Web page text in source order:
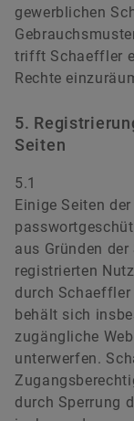
gewerblichen
trifft Schaeffler
Rechte
5.
Seiten
5.1
Einige Seiten
aus Gründen
registrierten
durch
behält sich
zugängliche
unterwerfen.
durch Sperrung